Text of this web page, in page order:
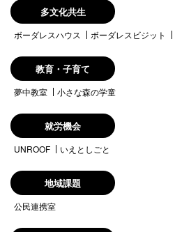
多文化共生
ボーダレスハウス ボーダレスビジット
教育・子育て
夢中教室 小さな森の学童
就労機会
UNROOF いえとしごと
地域課題
公民連携室